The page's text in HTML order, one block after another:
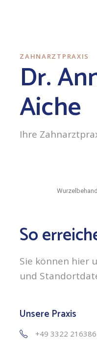
ZAHNARZTPRAXIS
Dr.
Aiche
Ihre
So
Sie können hier
und
Unsere Praxis
+49 3322 216386